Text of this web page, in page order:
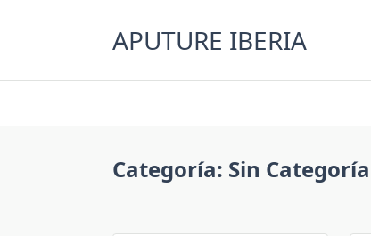
APUTURE IBERIA
Categoría: Sin Categoría